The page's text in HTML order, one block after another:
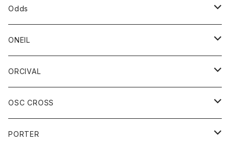
シャツ
ショートパンツ
パンツ
レディース
シャツ
Tシャツ
ストール/マフラー
シャツ
シャツジャケット
ボトム
ショートパンツ
ジーンズ
スエット
ボトム
ショートパンツ
パンツ
レディース
ボトム
Odds
帽子
ONEIL
スカート
ORCIVAL
アウター
コート
アクセサリー
OSC CROSS
ダウンジャケット
PORTER